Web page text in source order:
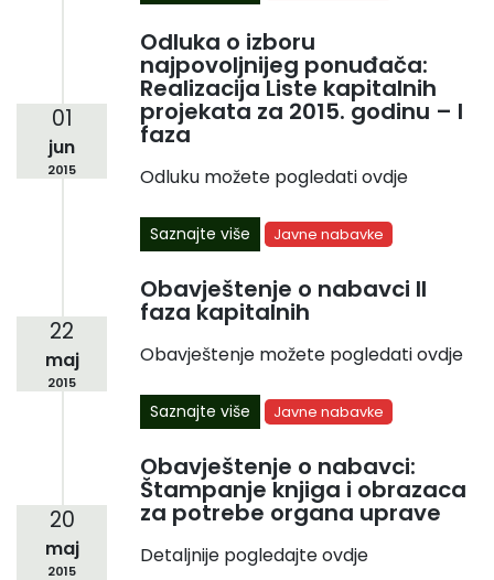
01
jun
2015
Odluka o izboru
najpovoljnijeg ponuđača:
Realizacija Liste kapitalnih
projekata za 2015. godinu – I
faza
Odluku možete pogledati ovdje
Saznajte više Javne nabavke
22
maj
2015
Obavještenje o nabavci II
faza kapitalnih
Obavještenje možete pogledati ovdje
Saznajte više Javne nabavke
20
maj
2015
Obavještenje o nabavci:
Štampanje knjiga i obrazaca
za potrebe organa uprave
Detaljnije pogledajte ovdje